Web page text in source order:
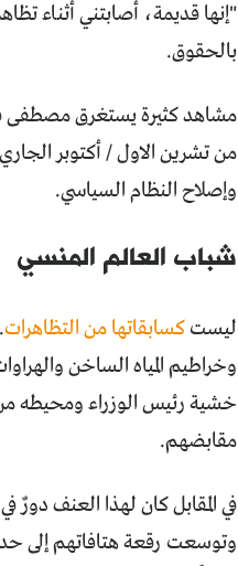
"إنها قديمة، أصابتني أثناء
بالحقوق.
مشاهد كثيرة يستغرق مصطفى
من تشرين الاول / أكتوبر
وإصلاح النظام السياسي.
شباب العالم المنسي
ليست كسابقاتها من التظاهرات
وخراطيم المياه الساخن
خشية رئيس الوزراء ومحيطه من
مقابضهم.
في المقابل كان لهذا العنف
وتوسعت رقعة هتافاتهم إلى